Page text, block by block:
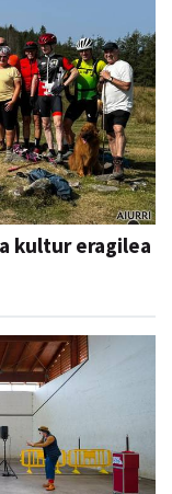
kultur eragilea